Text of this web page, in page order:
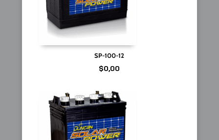
SP-100-12
$0,00